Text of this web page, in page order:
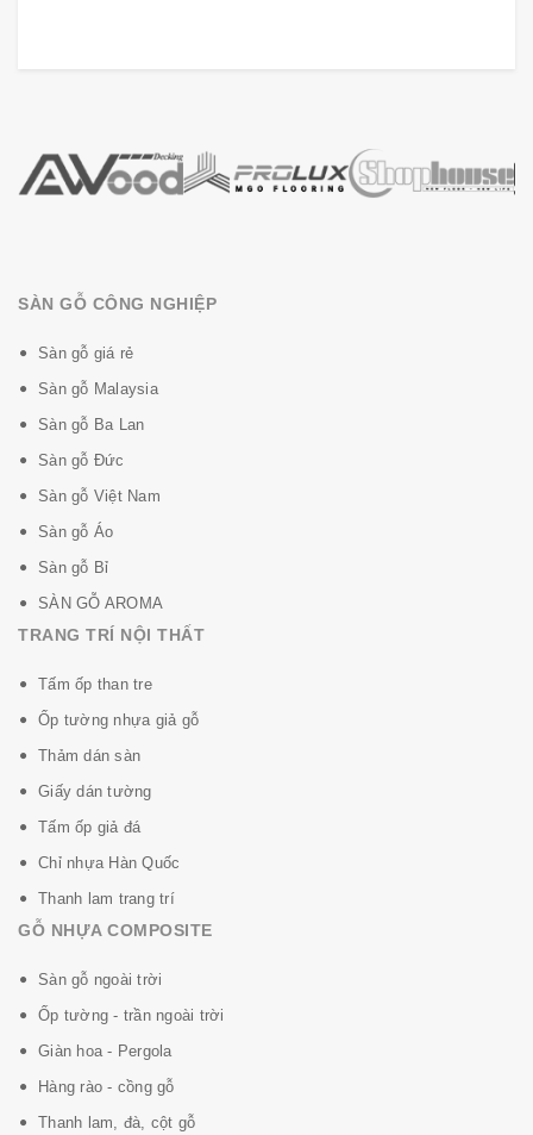
SÀN GỖ CÔNG NGHIỆP
Sàn gỗ giá rẻ
Sàn gỗ Malaysia
Sàn gỗ Ba Lan
Sàn gỗ Đức
Sàn gỗ Việt Nam
Sàn gỗ Áo
Sàn gỗ Bỉ
SÀN GỖ AROMA
TRANG TRÍ NỘI THẤT
Tấm ốp than tre
Ốp tường nhựa giả gỗ
Thảm dán sàn
Giấy dán tường
Tấm ốp giả đá
Chỉ nhựa Hàn Quốc
Thanh lam trang trí
GỖ NHỰA COMPOSITE
Sàn gỗ ngoài trời
Ốp tường - trần ngoài trời
Giàn hoa - Pergola
Hàng rào - cồng gỗ
Thanh lam, đà, cột gỗ